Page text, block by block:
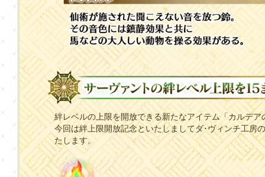
絆レベルの上限を開放できる新たなアイテム「カルデア
今回は絆上限開放記念といたしましてダ･ヴィンチ工房
たします。